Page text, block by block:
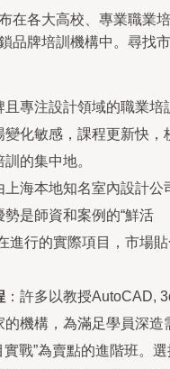
在各大高校、專業職業培
品牌培訓機構中。尋找市
且專注設計領域的職業培
化敏感，課程更新快，
的集中地。
上海本地知名室內設計公
是師資和案例的“鮮活
進行的實際項目，市場
：許多以教授AutoCAD,
的機構，為滿足學員深造
實戰”為賣點的進階班。